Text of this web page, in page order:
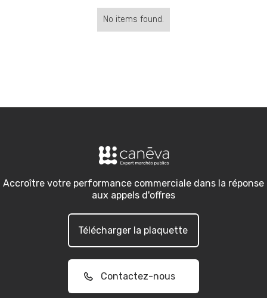
No items found.
Accroître votre performance commerciale dans la réponse
aux appels d'offres
Télécharger la plaquette
Contactez-nous